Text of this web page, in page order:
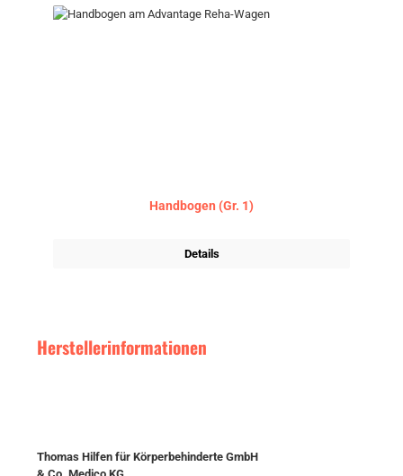
Handbogen (Gr. 1)
Details
Herstellerinformationen
Thomas Hilfen für Körperbehinderte GmbH